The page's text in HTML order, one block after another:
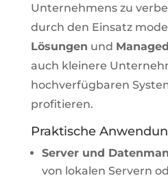
Unternehmens zu
durch den Einsatz
Lösungen und
auch kleinere
hochverfügbaren
profitieren.
Praktische
Server und
von lokalen Servern